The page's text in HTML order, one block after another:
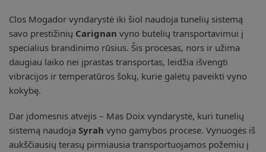
Clos Mogador vyndarystė iki šiol naudoja tunelių sistemą
savo prestižinių Carignan vyno butelių transportavimui į
specialius brandinimo rūsius. Šis procesas, nors ir užima
daugiau laiko nei įprastas transportas, leidžia išvengti
vibracijos ir temperatūros šokų, kurie galėtų paveikti vyno
kokybę.
Dar įdomesnis atvejis – Mas Doix vyndarystė, kuri tunelių
sistemą naudoja Syrah vyno gamybos procese. Vynuogės iš
aukščiausių terasų pirmiausia transportuojamos požemiu į